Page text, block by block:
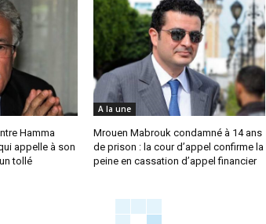
Hamma
appelle à son
tollé
A la une
Mrouen Mabrouk condamné à 14 ans
de prison : la cour d’appel confirme la
peine en cassation d’appel financier